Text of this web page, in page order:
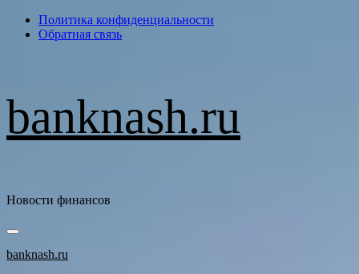
ПерейтиПолитика конфиденциальности
Обратная связь
banknash.ru
Новости финансов
Основное
меню
banknash.ru